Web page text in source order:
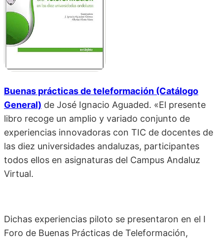
Buenas prácticas de teleformación (Catálogo
General) de José Ignacio Aguaded. «El presente
libro recoge un amplio y variado conjunto de
experiencias innovadoras con TIC de docentes de
las diez universidades andaluzas, participantes
todos ellos en asignaturas del Campus Andaluz
Virtual.
Dichas experiencias piloto se presentaron en el I
Foro de Buenas Prácticas de Teleformación,